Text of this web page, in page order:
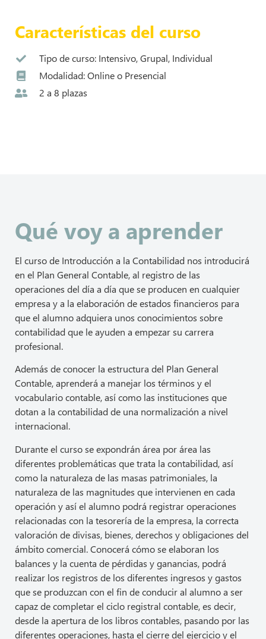
Características del curso
Tipo de curso: Intensivo, Grupal, Individual
Modalidad: Online o Presencial
2 a 8 plazas
Qué voy a aprender
El curso de Introducción a la Contabilidad nos introducirá
en el Plan General Contable, al registro de las
operaciones del día a día que se producen en cualquier
empresa y a la elaboración de estados financieros para
que el alumno adquiera unos conocimientos sobre
contabilidad que le ayuden a empezar su carrera
profesional.
Además de conocer la estructura del Plan General
Contable, aprenderá a manejar los términos y el
vocabulario contable, así como las instituciones que
dotan a la contabilidad de una normalización a nivel
internacional.
Durante el curso se expondrán área por área las
diferentes problemáticas que trata la contabilidad, así
como la naturaleza de las masas patrimoniales, la
naturaleza de las magnitudes que intervienen en cada
operación y así el alumno podrá registrar operaciones
relacionadas con la tesorería de la empresa, la correcta
valoración de divisas, bienes, derechos y obligaciones del
ámbito comercial. Conocerá cómo se elaboran los
balances y la cuenta de pérdidas y ganancias, podrá
realizar los registros de los diferentes ingresos y gastos
que se produzcan con el fin de conducir al alumno a ser
capaz de completar el ciclo registral contable, es decir,
desde la apertura de los libros contables, pasando por las
diferentes operaciones, hasta el cierre del ejercicio y el